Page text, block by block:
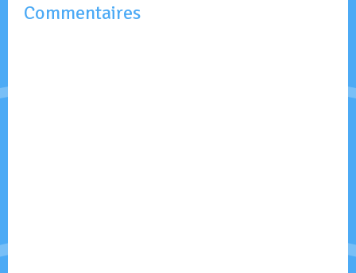
Commentaires